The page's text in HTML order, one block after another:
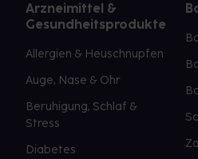
Arzneimittel &
Gesundheitsprodukte
Allergien & Heuschnupfen
Auge, Nase & Ohr
Beruhigung, Schlaf &
Stress
Diabetes